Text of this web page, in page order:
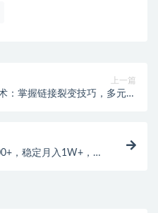
上一篇
：掌握链接裂变技巧，多元活
，稳定月入1W+，零